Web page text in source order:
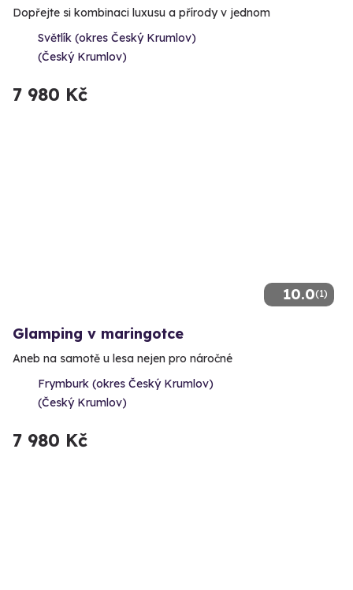
Dopřejte si kombinaci luxusu a přírody v jednom
Světlík (okres Český Krumlov)
(Český Krumlov)
7 980 Kč
10.0(1)
Glamping v maringotce
Aneb na samotě u lesa nejen pro náročné
Frymburk (okres Český Krumlov)
(Český Krumlov)
7 980 Kč